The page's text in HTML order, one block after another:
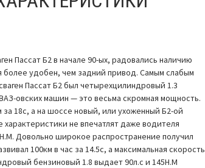
Пассат Б2 в начале 90-ых, радовались наличию
удобен, чем задний привод. Самым слабым
Пассат Б2 был четырехцилиндровый 1.3
овских машин — это весьма скромная мощность.
18с, а на шоссе новый, или ухоженный Б2-ой
не впечатлят даже водителя
Довольно широкое распространение получил
100км в час за 14.5с, а максимальная скорость
бензиновый 1.8 выдает 90л.с и 145Н.М